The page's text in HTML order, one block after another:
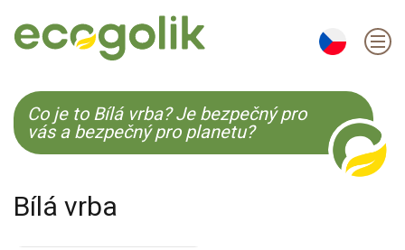
EN ES CS KO
Co je to Bílá vrba? Je bezpečný pro
vás a bezpečný pro planetu?
Bílá vrba